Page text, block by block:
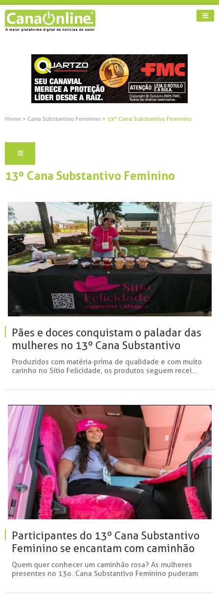
Home > Cana Substantivo Feminino > 13º Cana Substantivo Feminino
13º Cana Substantivo Feminino
Pães e doces conquistam o paladar das
mulheres no 13º Cana Substantivo
Feminino
Produzidos com matéria-prima de qualidade e com muito
carinho no Sítio Felicidade, os produtos seguem recei...
Participantes do 13º Cana Substantivo
Feminino se encantam com caminhão
rosa da ALLGE
Quem quer conhecer um caminhão rosa? As mulheres
presentes no 13o. Cana Substantivo Feminino puderam